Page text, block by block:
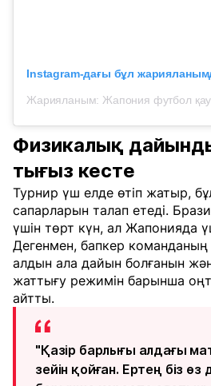
Instagram-дағы бұл
Физикалық
тығыз кесте
Турнир үш елде өтіп жатыр,
сапарларын талап етеді.
үшін төрт күн, ал Жапонияда
Дегенмен, бапкер
алдын ала дайын болғанын
жаттығу режимін барынша
айтты.
"Қазір барлығы алдағы
зейін қойған. Ертең біз өз